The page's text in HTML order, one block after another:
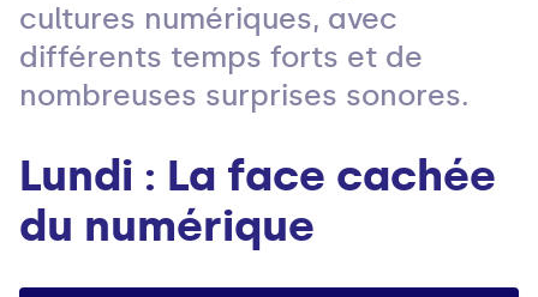
cultures numériques, avec
différents temps forts et de
nombreuses surprises sonores.
Lundi : La face cachée
du numérique